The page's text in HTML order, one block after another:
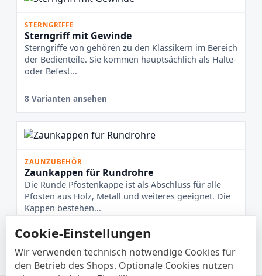
STERNGRIFFE
Sterngriff mit Gewinde
Sterngriffe von gehören zu den Klassikern im Bereich
der Bedienteile. Sie kommen hauptsächlich als Halte-
oder Befest...
8 Varianten ansehen
ZAUNZUBEHÖR
Zaunkappen für Rundrohre
Die Runde Pfostenkappe ist als Abschluss für alle
Pfosten aus Holz, Metall und weiteres geeignet. Die
Kappen bestehen...
9 Varianten ansehen
Cookie-Einstellungen
Wir verwenden technisch notwendige Cookies für
den Betrieb des Shops. Optionale Cookies nutzen